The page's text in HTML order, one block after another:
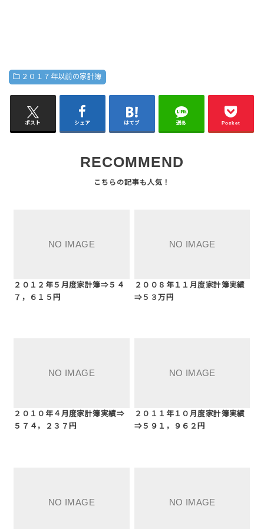
２０１７年以前の家計簿
ポスト シェア はてブ 送る Pocket
RECOMMEND
２０１２年５月度家計簿⇒５４
７，６１５円
２００８年１１月度家計簿実績
⇒５３万円
２０１０年４月度家計簿実績⇒
５７４，２３７円
２０１１年１０月度家計簿実績
⇒５９１，９６２円